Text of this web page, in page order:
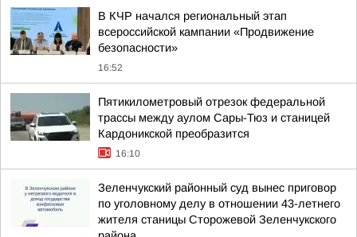
В КЧР начался региональный этап
всероссийской кампании «Продвижение
безопасности»
16:52
Пятикилометровый отрезок федеральной
трассы между аулом Сары-Тюз и станицей
Кардоникской преобразится
16:10
Зеленчукский районный суд вынес приговор
по уголовному делу в отношении 43-летнего
жителя станицы Сторожевой Зеленчукского